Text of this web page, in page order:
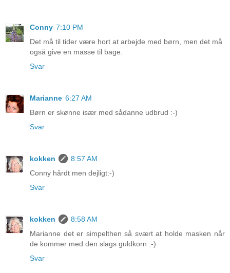
Conny 7:10 PM
Det må til tider være hort at arbejde med børn, men det må
også give en masse til bage.
Svar
Marianne 6:27 AM
Børn er skønne især med sådanne udbrud :-)
Svar
kokken
8:57 AM
Conny hårdt men dejligt:-)
Svar
kokken
8:58 AM
Marianne det er simpelthen så svært at holde masken når
de kommer med den slags guldkorn :-)
Svar